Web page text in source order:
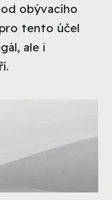
obývacího
tento účel
ale i